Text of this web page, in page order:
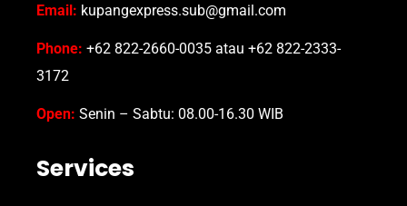
Email: kupangexpress.sub@gmail.com
Phone: +62 822-2660-0035 atau +62 822-2333-
3172
Open: Senin – Sabtu: 08.00-16.30 WIB
Services